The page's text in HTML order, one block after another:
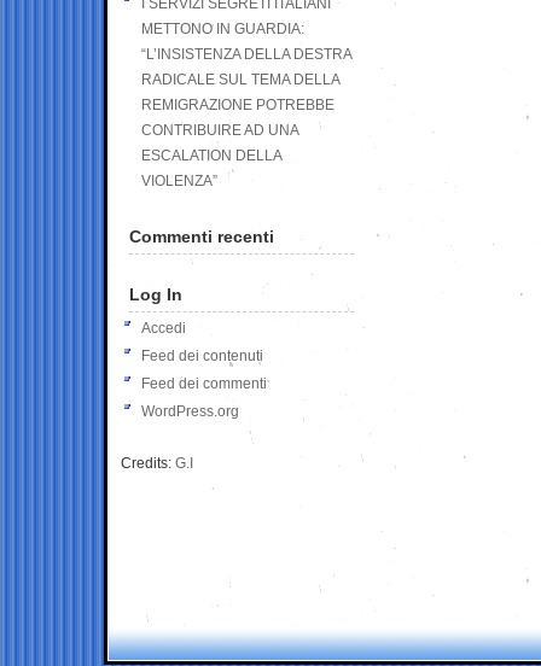
I SERVIZI SEGRETI ITALIANI
METTONO IN GUARDIA:
“L’INSISTENZA DELLA DESTRA
RADICALE SUL TEMA DELLA
REMIGRAZIONE POTREBBE
CONTRIBUIRE AD UNA
ESCALATION DELLA
VIOLENZA”
Commenti recenti
Log In
Accedi
Feed dei contenuti
Feed dei commenti
WordPress.org
Credits: G.I